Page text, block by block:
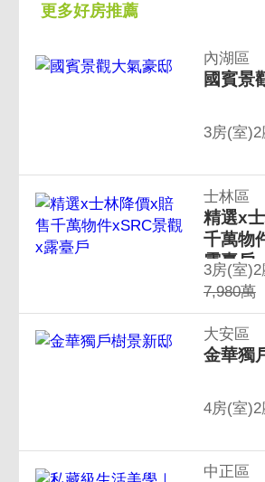
更多好房推薦
內湖區
國賓景
3房(室)2
士林區
精選x
千萬物
露臺戶
3房(室)2
7,980萬
大安區
金華獨
4房(室)2
中正區